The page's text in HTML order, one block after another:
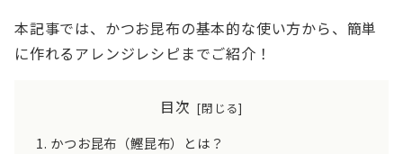
本記事では、かつお昆布の基本的な使い方から、簡単
に作れるアレンジレシピまでご紹介！
目次
かつお昆布（鰹昆布）とは？